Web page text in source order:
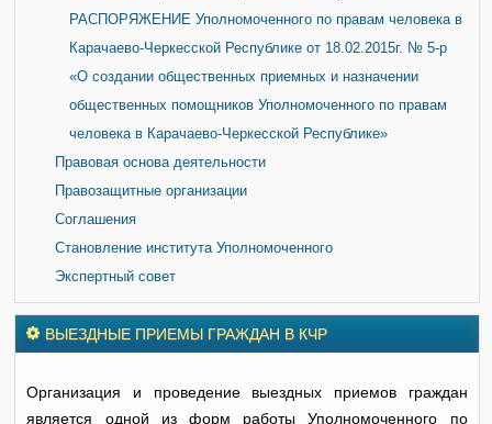
РАСПОРЯЖЕНИЕ Уполномоченного по правам человека в
Карачаево-Черкесской Республике от 18.02.2015г. № 5-р
«О создании общественных приемных и назначении
общественных помощников Уполномоченного по правам
человека в Карачаево-Черкесской Республике»
Правовая основа деятельности
Правозащитные организации
Соглашения
Становление института Уполномоченного
Экспертный совет
ВЫЕЗДНЫЕ ПРИЕМЫ ГРАЖДАН В КЧР
Организация и проведение выездных приемов граждан
является одной из форм работы Уполномоченного по